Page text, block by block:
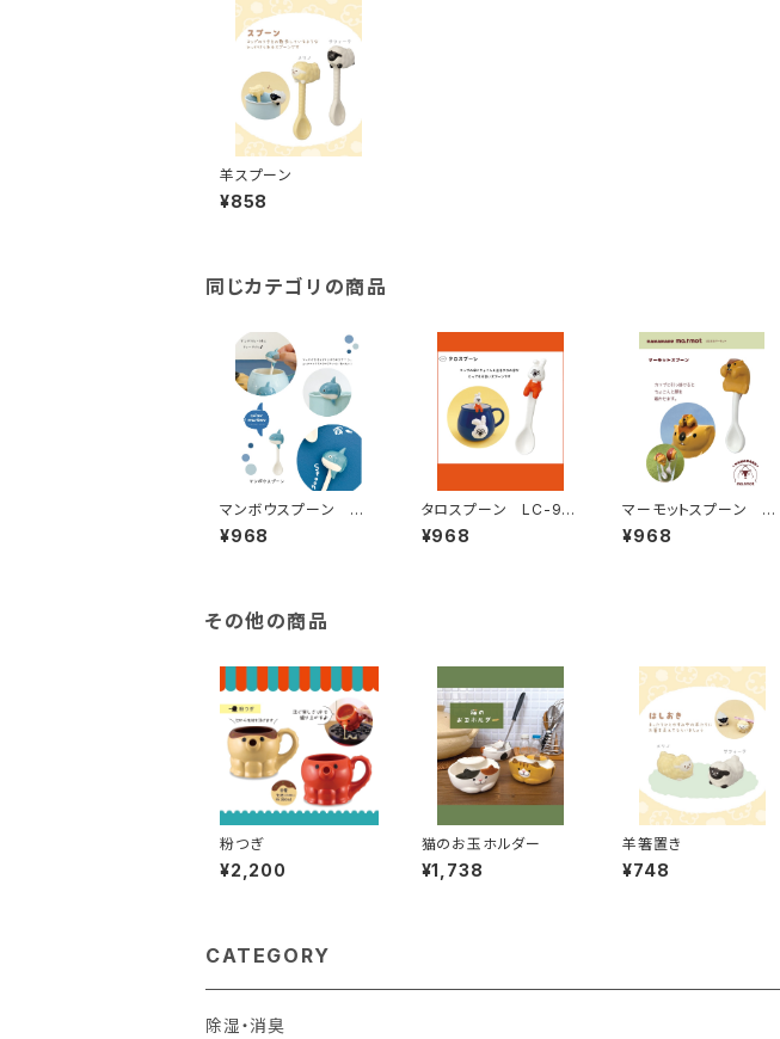
羊スプーン
¥858
同じカテゴリの商品
マンボウスプーン MG
-16882
¥968
タロスプーン LC-95
433
¥968
マーモットスプーン M
G-95712
¥968
その他の商品
粉つぎ
¥2,200
猫のお玉ホルダー
¥1,738
羊箸置き
¥748
CATEGORY
除湿・消臭